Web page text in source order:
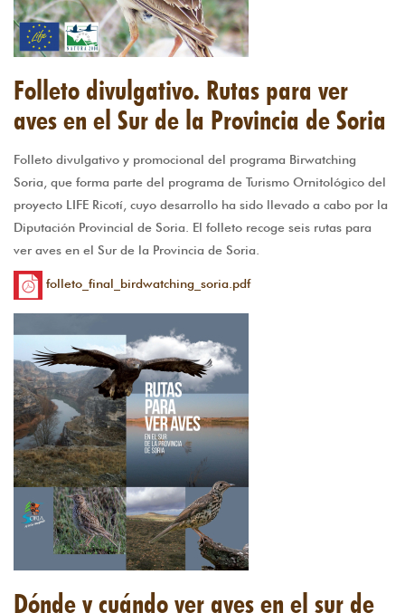
Folleto divulgativo. Rutas para ver
aves en el Sur de la Provincia de Soria
Folleto divulgativo y promocional del programa Birwatching
Soria, que forma parte del programa de Turismo Ornitológico del
proyecto LIFE Ricotí, cuyo desarrollo ha sido llevado a cabo por la
Diputación Provincial de Soria. El folleto recoge seis rutas para
ver aves en el Sur de la Provincia de Soria.
folleto_final_birdwatching_soria.pdf
Dónde y cuándo ver aves en el sur de